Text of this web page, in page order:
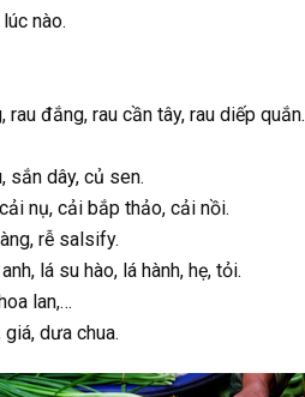
nào.
đắng, rau cần tây, rau diếp quắn.
sắn dây, củ sen.
nụ, cải bắp thảo, cải nồi.
rễ salsify.
lá su hào, lá hành, hẹ, tỏi.
lan,…
dưa chua.